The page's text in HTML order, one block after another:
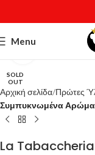
Menu
SOLD
OUT
Κάντε κλικ για
Αρχική σελίδα Πρώτες
Συμπυκνωμένα
La